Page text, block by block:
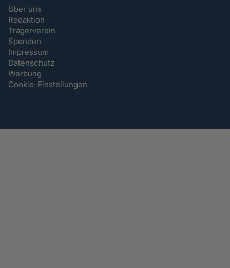
Über uns
Redaktion
Trägerverein
Spenden
Impressum
Datenschutz
Werbung
Cookie-Einstellungen